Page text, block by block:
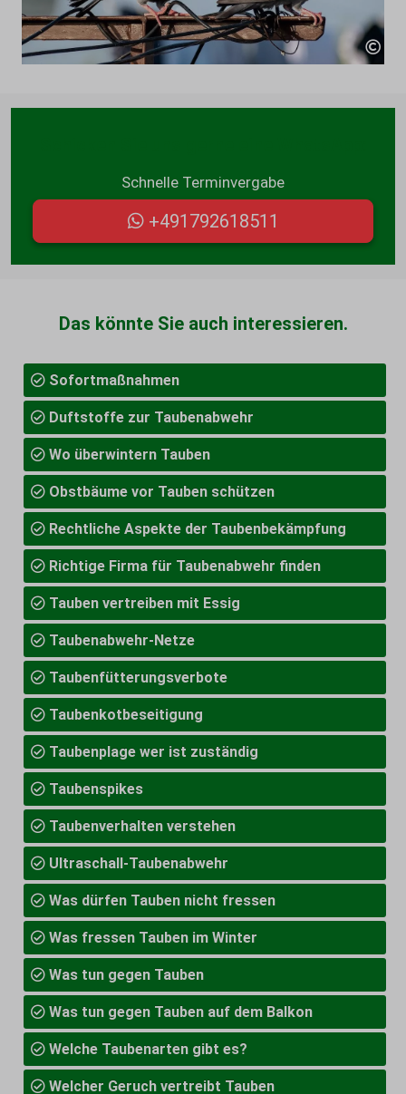
Schnelle Terminvergabe
+491792618511
Das könnte Sie auch interessieren.
Sofortmaßnahmen
Duftstoffe zur Taubenabwehr
Wo überwintern Tauben
Obstbäume vor Tauben schützen
Rechtliche Aspekte der Taubenbekämpfung
Richtige Firma für Taubenabwehr finden
Tauben vertreiben mit Essig
Taubenabwehr-Netze
Taubenfütterungsverbote
Taubenkotbeseitigung
Taubenplage wer ist zuständig
Taubenspikes
Taubenverhalten verstehen
Ultraschall-Taubenabwehr
Was dürfen Tauben nicht fressen
Was fressen Tauben im Winter
Was tun gegen Tauben
Was tun gegen Tauben auf dem Balkon
Welche Taubenarten gibt es?
Welcher Geruch vertreibt Tauben